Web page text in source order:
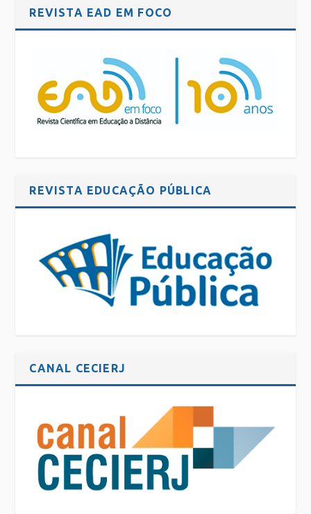
REVISTA EAD EM FOCO
REVISTA EDUCAÇÃO PÚBLICA
CANAL CECIERJ